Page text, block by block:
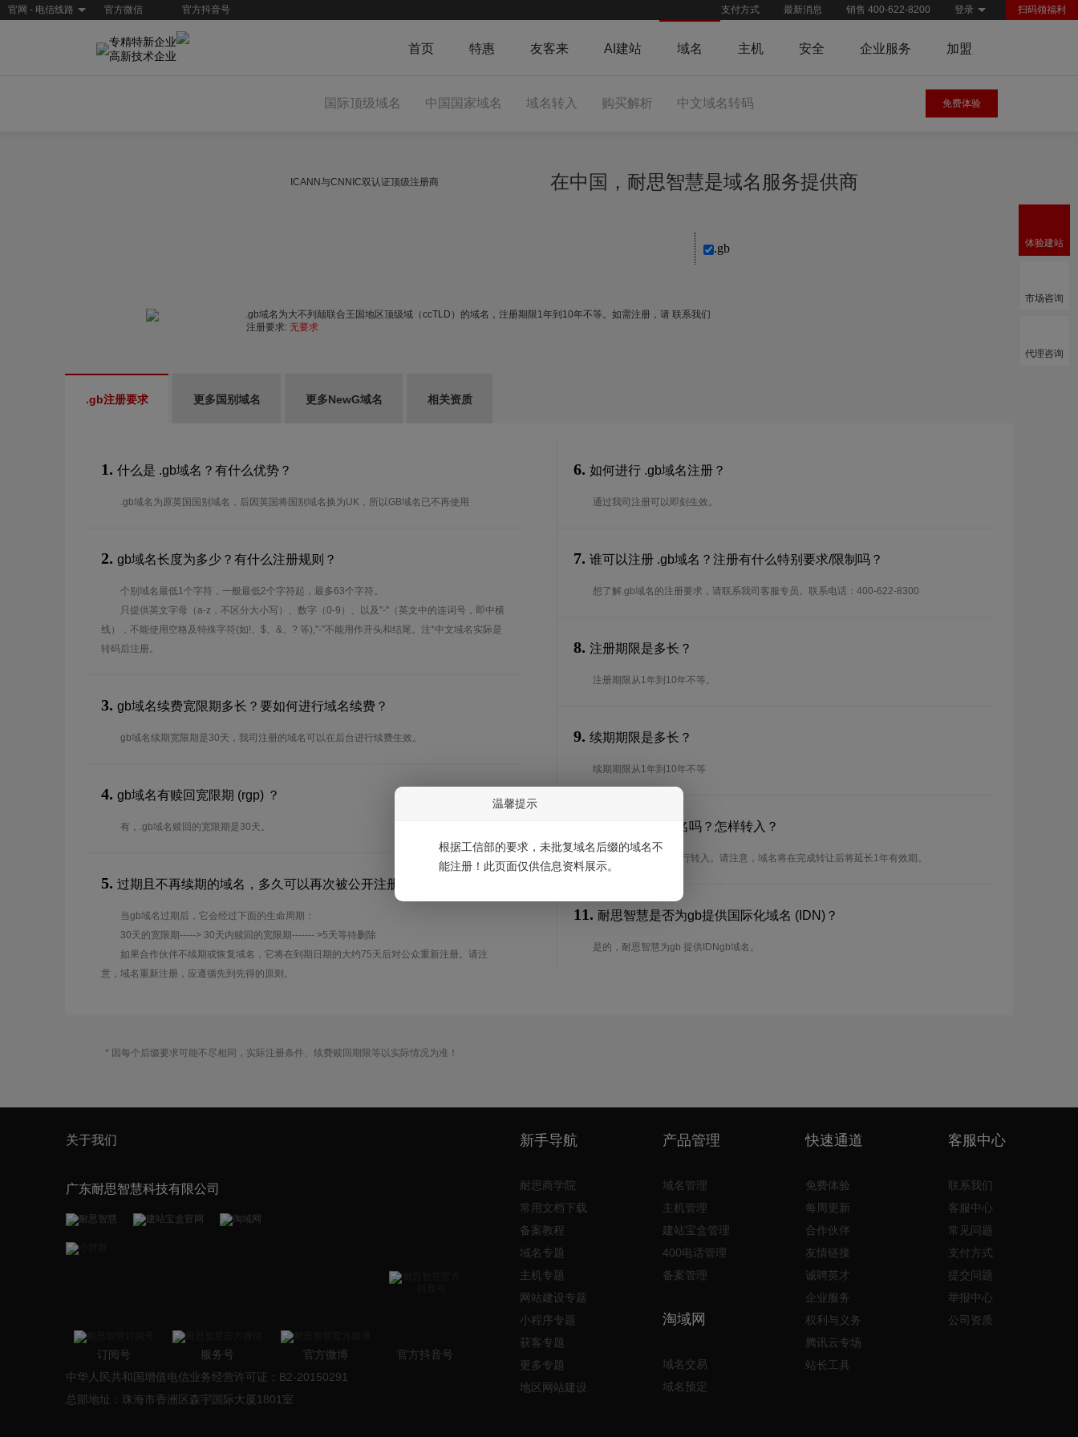
官网 - 电信线路 官方微信 官方抖音号 扫码领福利
登录
销售 400-622-8200
最新消息
支付方式
专精特新企业
高新技术企业
首页 特惠 友客来 AI建站 域名 主机 安全 企业服务 加盟
国际顶级域名 中国国家域名 域名转入 购买解析 中文域名转码 免费体验
ICANN与CNNIC双认证顶级注册商 在中国，耐思智慧是域名服务提供商
.gb
.gb域名为大不列颠联合王国地区顶级域（ccTLD）的域名，注册期限1年到10年不等。如需注册，请 联系我们
注册要求: 无要求
.gb注册要求 更多国别域名 更多NewG域名 相关资质
1. 什么是 .gb域名？有什么优势？
.gb域名为原英国国别域名，后因英国将国别域名换为UK，所以GB域名已不再使用
2. gb域名长度为多少？有什么注册规则？
个别域名最低1个字符，一般最低2个字符起，最多63个字符。
只提供英文字母（a-z，不区分大小写）、数字（0-9）、以及"-"（英文中的连词号，即中横
线），不能使用空格及特殊字符(如!、$、&、? 等),"-"不能用作开头和结尾。注*中文域名实际是
转码后注册。
3. gb域名续费宽限期多长？要如何进行域名续费？
gb域名续期宽限期是30天，我司注册的域名可以在后台进行续费生效。
4. gb域名有赎回宽限期 (rgp) ？
有，.gb域名赎回的宽限期是30天。
5. 过期且不再续期的域名，多久可以再次被公开注册？
当gb域名过期后，它会经过下面的生命周期：
30天的宽限期-----> 30天内赎回的宽限期------- >5天等待删除
如果合作伙伴不续期或恢复域名，它将在到期日期的大约75天后对公众重新注册。请注
意，域名重新注册，应遵循先到先得的原则。
6. 如何进行 .gb域名注册？
通过我司注册可以即刻生效。
7. 谁可以注册 .gb域名？注册有什么特别要求/限制吗？
想了解.gb域名的注册要求，请联系我司客服专员。联系电话：400-622-8300
8. 注册期限是多长？
注册期限从1年到10年不等。
9. 续期期限是多长？
续期期限从1年到10年不等
可以转入gb域名吗？怎样转入？
是的，gb域名可以进行转入。请注意，域名将在完成转让后将延长1年有效期。
11. 耐思智慧是否为gb提供国际化域名 (IDN)？
是的，耐思智慧为gb 提供IDNgb域名。
* 因每个后缀要求可能不尽相同，实际注册条件、续费赎回期限等以实际情况为准！
关于我们
广东耐思智慧科技有限公司
订阅号 服务号 官方微博
官方抖音号
中华人民共和国增值电信业务经营许可证：B2-20150291
总部地址：珠海市香洲区森宇国际大厦1801室
新手导航
耐思商学院
常用文档下载
备案教程
域名专题
主机专题
网站建设专题
小程序专题
获客专题
更多专题
地区网站建设
产品管理
域名管理
主机管理
建站宝盒管理
400电话管理
备案管理
淘域网
域名交易
域名预定
快速通道
免费体验
每周更新
合作伙伴
友情链接
诚聘英才
企业服务
权利与义务
腾讯云专场
站长工具
客服中心
联系我们
客服中心
常见问题
支付方式
提交问题
举报中心
公司资质
体验建站
市场咨询
代理咨询
温馨提示
根据工信部的要求，未批复域名后缀的域名不
能注册！此页面仅供信息资料展示。